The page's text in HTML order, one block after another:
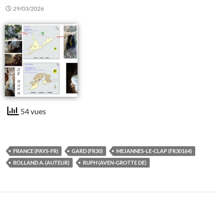
29/03/2026
54 vues
FRANCE (PAYS-FR) GARD (FR30)
MEJANNES-LE-CLAP (FR30164)
ROLLAND A. (AUTEUR)
RUPH (AVEN-GROTTE DE)